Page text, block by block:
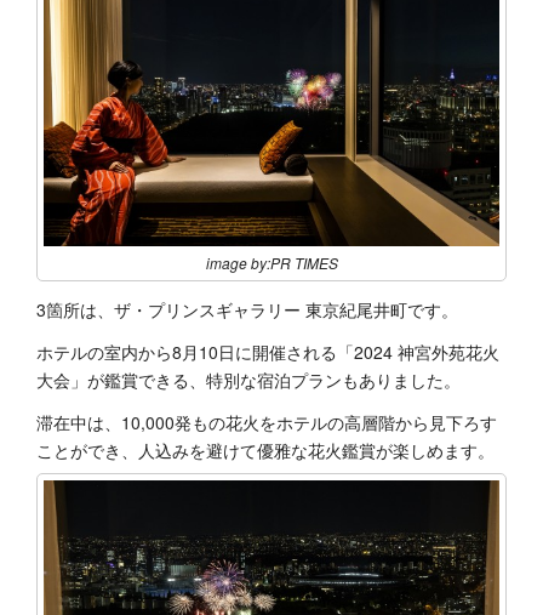
image by:PR TIMES
3箇所は、ザ・プリンスギャラリー 東京紀尾井町です。
ホテルの室内から8月10日に開催される「2024 神宮外苑花火
大会」が鑑賞できる、特別な宿泊プランもありました。
滞在中は、10,000発もの花火をホテルの高層階から見下ろす
ことができ、人込みを避けて優雅な花火鑑賞が楽しめます。